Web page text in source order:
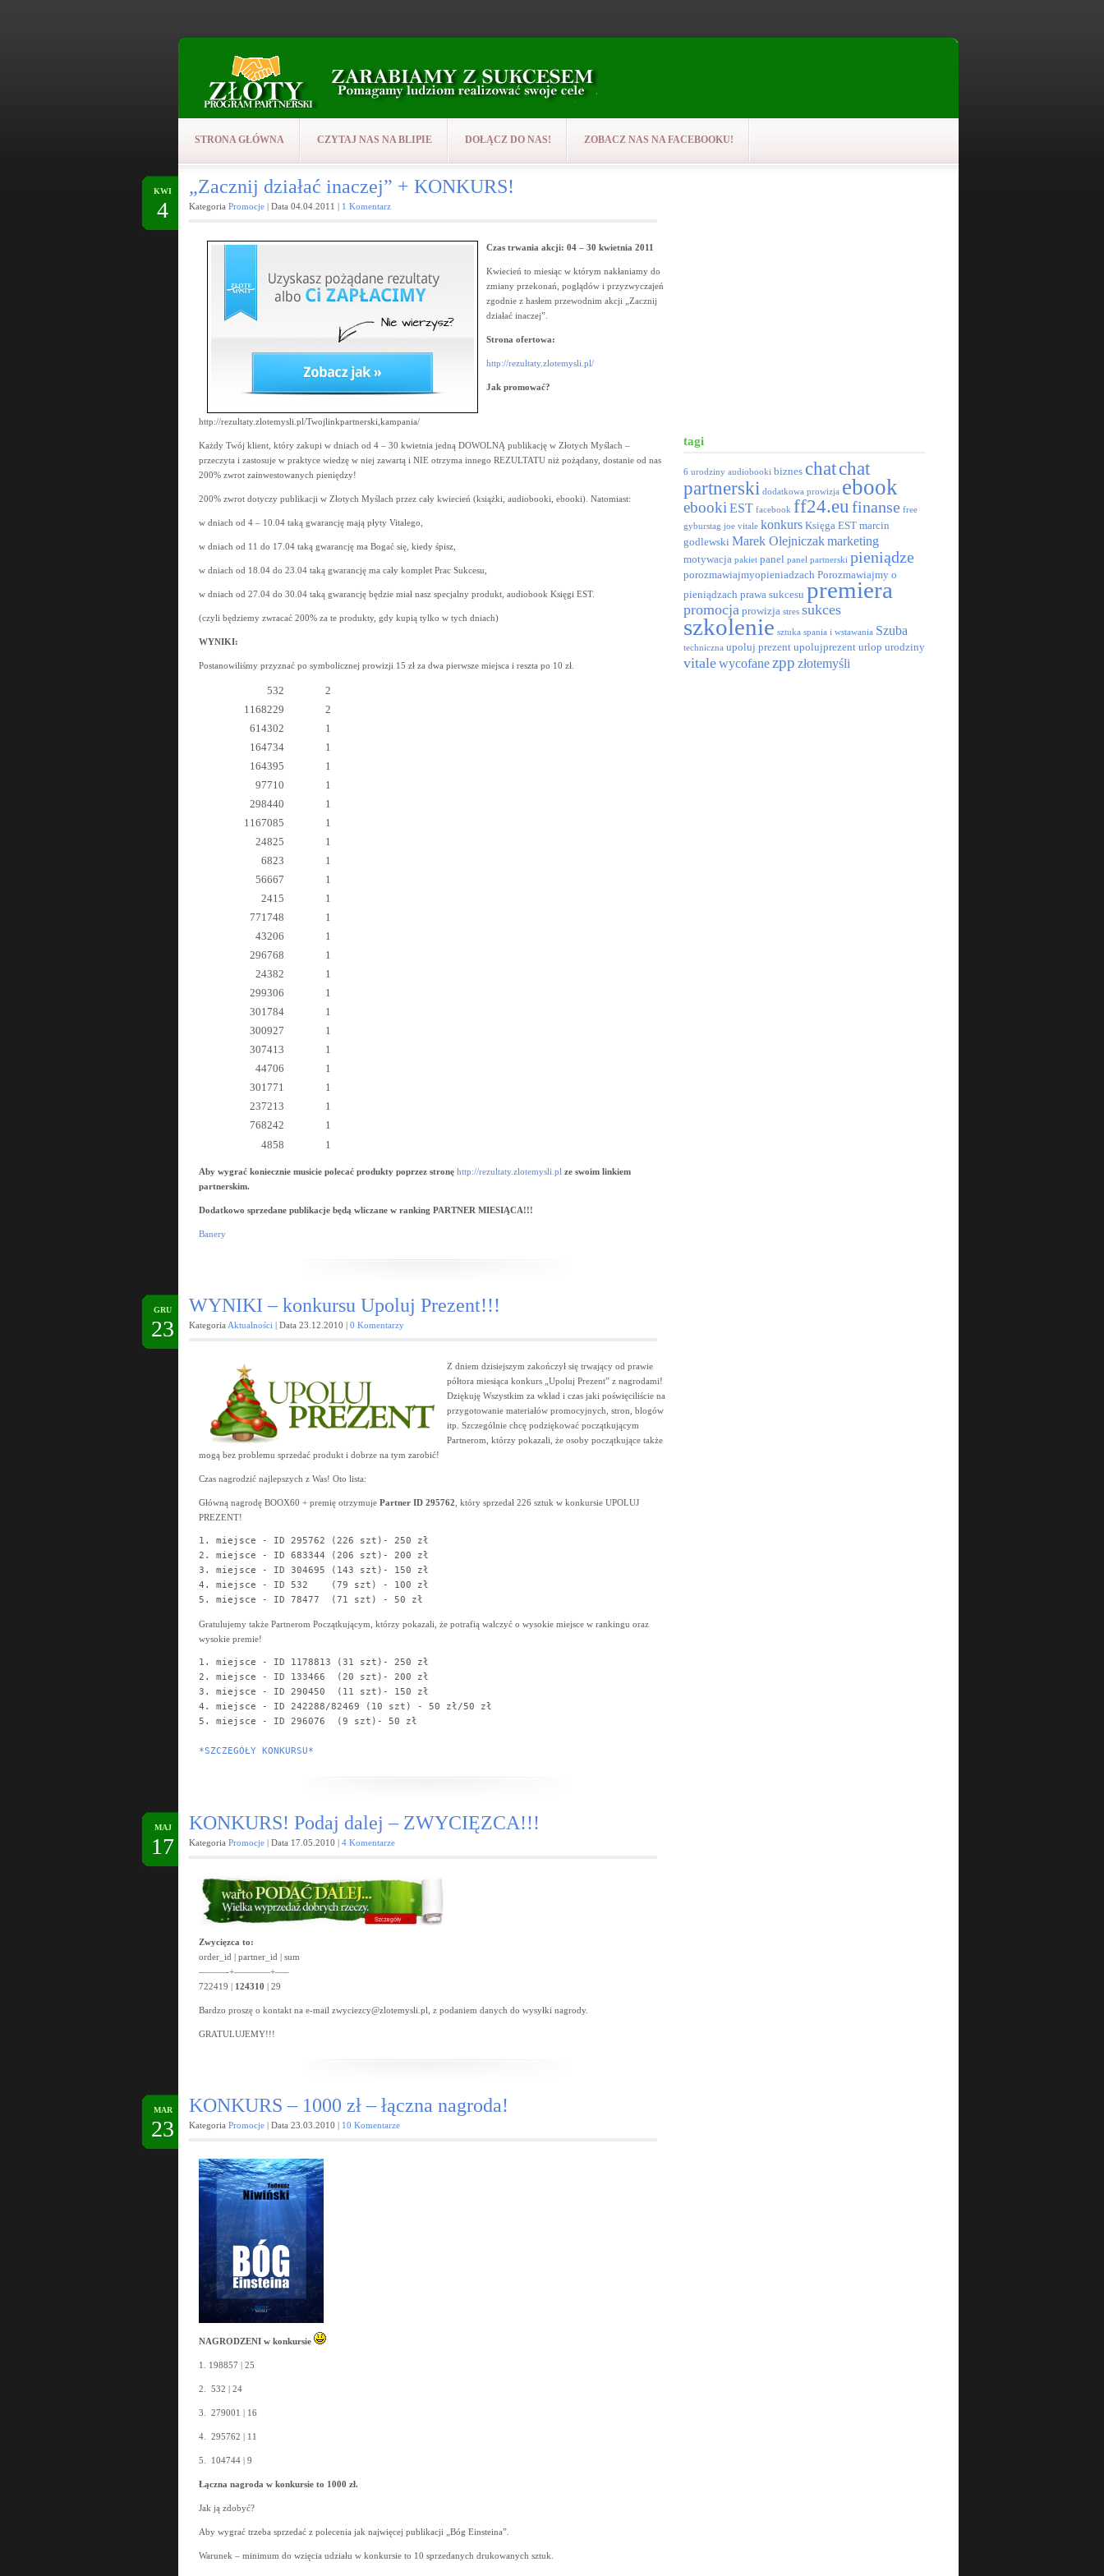
STRONA GŁÓWNA CZYTAJ NAS NA BLIPIE DOŁĄCZ DO NAS! ZOBACZ NAS NA FACEBOOKU!
KWI
4
„Zacznij działać inaczej” + KONKURS!
Kategoria Promocje | Data 04.04.2011 | 1 Komentarz
Czas trwania akcji: 04 – 30 kwietnia 2011
Kwiecień to miesiąc w którym nakłaniamy do
zmiany przekonań, poglądów i przyzwyczajeń
zgodnie z hasłem przewodnim akcji „Zacznij
działać inaczej”.
Strona ofertowa:
http://rezultaty.zlotemysli.pl/
Jak promować?
http://rezultaty.zlotemysli.pl/Twojlinkpartnerski,kampania/
Każdy Twój klient, który zakupi w dniach od 4 – 30 kwietnia jedną DOWOLNĄ publikację w Złotych Myślach –
przeczyta i zastosuje w praktyce wiedzę w niej zawartą i NIE otrzyma innego REZULTATU niż pożądany, dostanie od nas
200% zwrot zainwestowanych pieniędzy!
200% zwrot dotyczy publikacji w Złotych Myślach przez cały kwiecień (książki, audiobooki, ebooki). Natomiast:
w dniach od 4 – 10.04 taką gwarancję mają płyty Vitalego,
w dniach od 11 do 17.04 taką gwarancję ma Bogać się, kiedy śpisz,
w dniach od 18.04 do 23.04 taką gwarancję ma cały komplet Prac Sukcesu,
w dniach od 27.04 do 30.04 taką gwarancję będzie miał nasz specjalny produkt, audiobook Księgi EST.
(czyli będziemy zwracać 200% za te produkty, gdy kupią tylko w tych dniach)
WYNIKI:
Postanowiliśmy przyznać po symbolicznej prowizji 15 zł za dwa pierwsze miejsca i reszta po 10 zł.
532
2
1168229
2
614302
1
164734
1
164395
1
97710
1
298440
1
1167085
1
24825
1
6823
1
56667
1
2415
1
771748
1
43206
1
296768
1
24382
1
299306
1
301784
1
300927
1
307413
1
44706
1
301771
1
237213
1
768242
1
4858
1
Aby wygrać koniecznie musicie polecać produkty poprzez stronę http://rezultaty.zlotemysli.pl ze swoim linkiem
partnerskim.
Dodatkowo sprzedane publikacje będą wliczane w ranking PARTNER MIESIĄCA!!!
Banery
GRU
23
WYNIKI – konkursu Upoluj Prezent!!!
Kategoria Aktualności | Data 23.12.2010 | 0 Komentarzy
Z dniem dzisiejszym zakończył się trwający od prawie
półtora miesiąca konkurs „Upoluj Prezent” z nagrodami!
Dziękuję Wszystkim za wkład i czas jaki poświęciliście na
przygotowanie materiałów promocyjnych, stron, blogów
itp. Szczególnie chcę podziękować początkującym
Partnerom, którzy pokazali, że osoby początkujące także
mogą bez problemu sprzedać produkt i dobrze na tym zarobić!
Czas nagrodzić najlepszych z Was! Oto lista:
Główną nagrodę BOOX60 + premię otrzymuje Partner ID 295762 , który sprzedał 226 sztuk w konkursie UPOLUJ
PREZENT!
1. miejsce - ID 295762 (226 szt)- 250 zł
2. miejsce - ID 683344 (206 szt)- 200 zł
3. miejsce - ID 304695 (143 szt)- 150 zł
4. miejsce - ID 532    (79 szt) - 100 zł
5. miejsce - ID 78477  (71 szt) - 50 zł
Gratulujemy także Partnerom Początkującym, którzy pokazali, że potrafią walczyć o wysokie miejsce w rankingu oraz
wysokie premie!
1. miejsce - ID 1178813 (31 szt)- 250 zł
2. miejsce - ID 133466  (20 szt)- 200 zł
3. miejsce - ID 290450  (11 szt)- 150 zł
4. miejsce - ID 242288/82469 (10 szt) - 50 zł/50 zł
5. miejsce - ID 296076  (9 szt)- 50 zł
*SZCZEGÓŁY KONKURSU*
MAJ
17
KONKURS! Podaj dalej – ZWYCIĘZCA!!!
Kategoria Promocje | Data 17.05.2010 | 4 Komentarze
Zwycięzca to:
order_id | partner_id | sum
———-+————+—–
722419 | 124310 | 29
Bardzo proszę o kontakt na e-mail zwyciezcy@zlotemysli.pl, z podaniem danych do wysyłki nagrody.
GRATULUJEMY!!!
MAR
23
KONKURS – 1000 zł – łączna nagroda!
Kategoria Promocje | Data 23.03.2010 | 10 Komentarze
NAGRODZENI w konkursie
1. 198857 | 25
2. 532 | 24
3. 279001 | 16
4. 295762 | 11
5. 104744 | 9
Łączna nagroda w konkursie to 1000 zł.
Jak ją zdobyć?
Aby wygrać trzeba sprzedać z polecenia jak najwięcej publikacji „Bóg Einsteina”.
Warunek – minimum do wzięcia udziału w konkursie to 10 sprzedanych drukowanych sztuk.
tagi
6 urodziny audiobooki biznes chatchat
partnerski dodatkowa prowizja ebook
ebooki EST facebook ff24.eufinanse free
gyburstag joe vitale konkurs Księga EST marcin
godlewski Marek Olejniczakmarketing
motywacja pakiet panel panel partnerski pieniądze
porozmawiajmyopieniadzach Porozmawiajmy o
pieniądzach prawa sukcesu premiera
promocja prowizja stres sukces
szkolenie sztuka spania i wstawania Szuba
techniczna upoluj prezent upolujprezent urlop urodziny
vitalewycofanezpp złotemyśli